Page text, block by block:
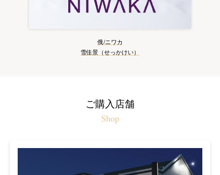
俄/ニワカ
雪佳景（せっかけい）
ご購入店舗
Shop